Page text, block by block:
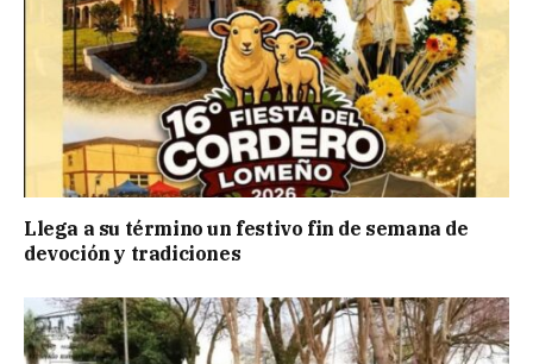
Llega a su término un festivo fin de semana de
devoción y tradiciones